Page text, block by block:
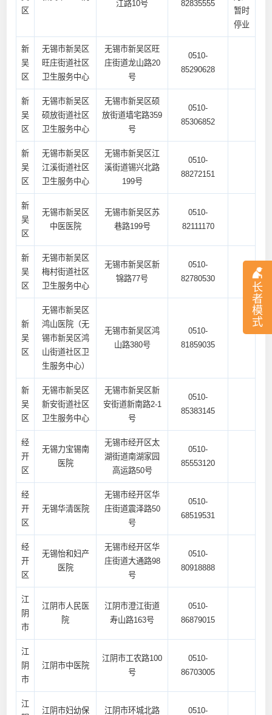
长
者
模
式
区
江路10号 82835555
暂时
停业
新
吴
区
无锡市新吴区
旺庄街道社区
卫生服务中心
无锡市新吴区旺
庄街道龙山路20
号
0510-
85290628
新
吴
区
无锡市新吴区
硕放街道社区
卫生服务中心
无锡市新吴区硕
放街道墙宅路359
号
0510-
85306852
新
吴
区
无锡市新吴区
江溪街道社区
卫生服务中心
无锡市新吴区江
溪街道锡兴北路
199号
0510-
88272151
新
吴
区
无锡市新吴区
中医医院
无锡市新吴区苏
巷路199号
0510-
82111170
新
吴
区
无锡市新吴区
梅村街道社区
卫生服务中心
无锡市新吴区新
锦路77号
0510-
82780530
新
吴
区
无锡市新吴区
鸿山医院（无
锡市新吴区鸿
山街道社区卫
生服务中心）
无锡市新吴区鸿
山路380号
0510-
81859035
新
吴
区
无锡市新吴区
新安街道社区
卫生服务中心
无锡市新吴区新
安街道新南路2-1
号
0510-
85383145
经
开
区
无锡力宝锡南
医院
无锡市经开区太
湖街道南湖家园
高运路50号
0510-
85553120
经
开
区
无锡华清医院
无锡市经开区华
庄街道震泽路50
号
0510-
68519531
经
开
区
无锡怡和妇产
医院
无锡市经开区华
庄街道大通路98
号
0510-
80918888
江
阴
市
江阴市人民医
院
江阴市澄江街道
寿山路163号
0510-
86879015
江
阴
市
江阴市中医院
江阴市工农路100
号
0510-
86703005
江
江阴市妇幼保
江阴市环城北路
0510-